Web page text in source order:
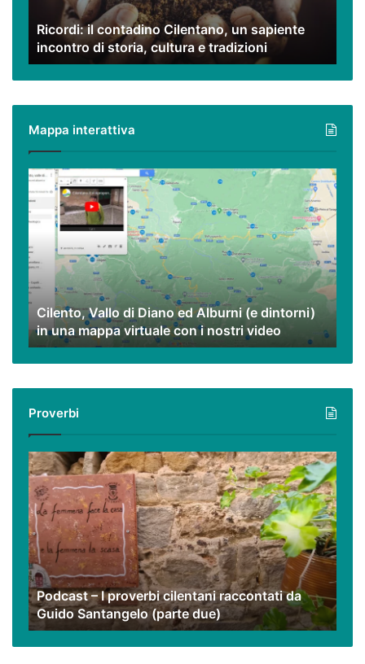
storia,
cultura
e
tradizioni
Ricordi: il contadino Cilentano, un sapiente
incontro di storia, cultura e tradizioni
Mappa interattiva
Cilento,
Vallo
di
Diano
ed
Alburni
(e
dintorni)
una
mappa
virtuale
nostri
video
Cilento, Vallo di Diano ed Alburni (e dintorni)
in una mappa virtuale con i nostri video
Proverbi
Podcast
–
I
proverbi
cilentani
raccontati
da
Guido
Santangelo
(parte
due)
Podcast – I proverbi cilentani raccontati da
Guido Santangelo (parte due)